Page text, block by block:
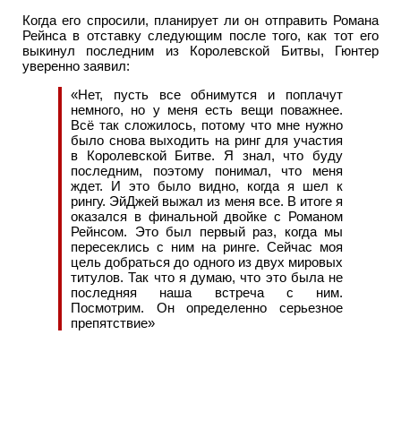
Когда его спросили, планирует ли он отправить Романа
Рейнса в отставку следующим после того, как тот его
выкинул последним из Королевской Битвы, Гюнтер
уверенно заявил:
«Нет, пусть все обнимутся и поплачут
немного, но у меня есть вещи поважнее.
Всё так сложилось, потому что мне нужно
было снова выходить на ринг для участия
в Королевской Битве. Я знал, что буду
последним, поэтому понимал, что меня
ждет. И это было видно, когда я шел к
рингу. ЭйДжей выжал из меня все. В итоге я
оказался в финальной двойке с Романом
Рейнсом. Это был первый раз, когда мы
пересеклись с ним на ринге. Сейчас моя
цель добраться до одного из двух мировых
титулов. Так что я думаю, что это была не
последняя наша встреча с ним.
Посмотрим. Он определенно серьезное
препятствие»